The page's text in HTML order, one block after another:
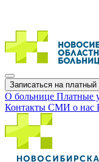
Записаться на платный
О больнице Платные
Контакты СМИ о нас